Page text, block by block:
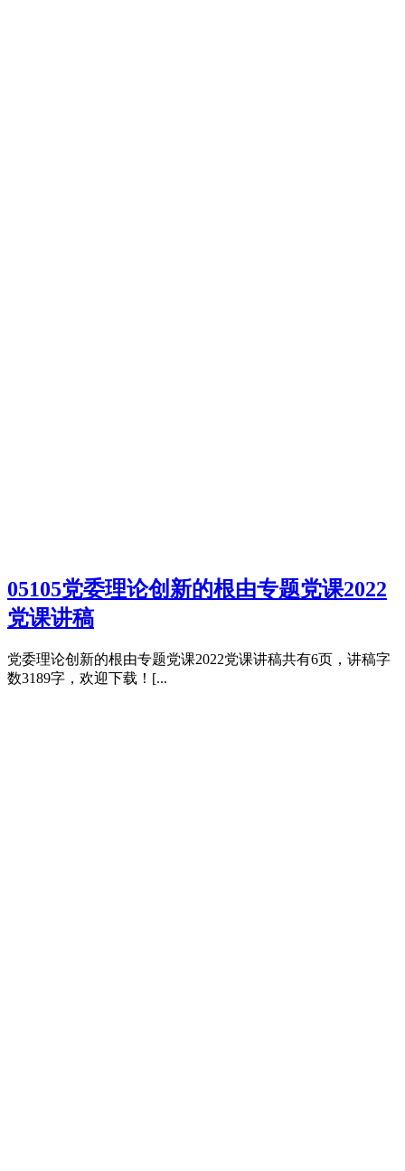
05105党委理论创新的根由专题党课2022
党课讲稿
党委理论创新的根由专题党课2022党课讲稿共有6页，讲稿字
数3189字，欢迎下载！[...